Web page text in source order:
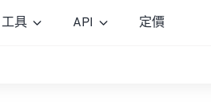
工具 API 定價